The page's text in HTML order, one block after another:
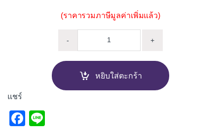
(ราคารวมภาษีมูลค่าเพิ่มแล้ว)
- +
หยิบใส่ตะกร้า
แชร์
F